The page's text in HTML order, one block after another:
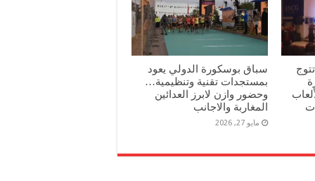
سباق بوسكورة الدولي يعود
بمستجدات تقنية وتنظيمية…
وحضور وازن لابرز العدائين
المغاربة والاجانب
مايو 27, 2026